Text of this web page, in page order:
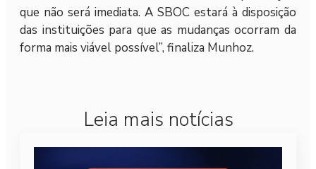
que não será imediata. A SBOC estará à disposição
das instituições para que as mudanças ocorram da
forma mais viável possível”, finaliza Munhoz.
Leia mais notícias